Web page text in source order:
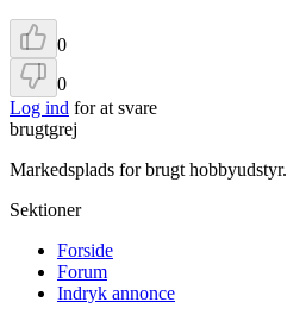
0
0
Log ind for at svare
brugtgrej
Markedsplads for brugt hobbyudstyr.
Sektioner
Forside
Forum
Indryk annonce